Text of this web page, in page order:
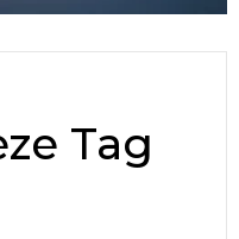
Tag